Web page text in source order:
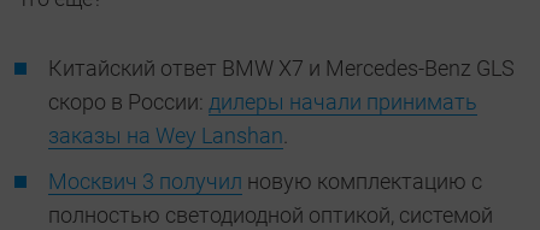
Китайский ответ BMW X7 и Mercedes-Benz GLS
скоро в России: дилеры начали принимать
заказы на Wey Lanshan
Москвич 3 получил новую комплектацию с
полностью светодиодной оптикой, системой